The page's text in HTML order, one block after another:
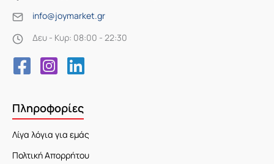
info@joymarket.gr
Δευ - Κυρ: 08:00 - 22:30
Πληροφορίες
Λίγα λόγια για εμάς
Πολτική Απορρήτου